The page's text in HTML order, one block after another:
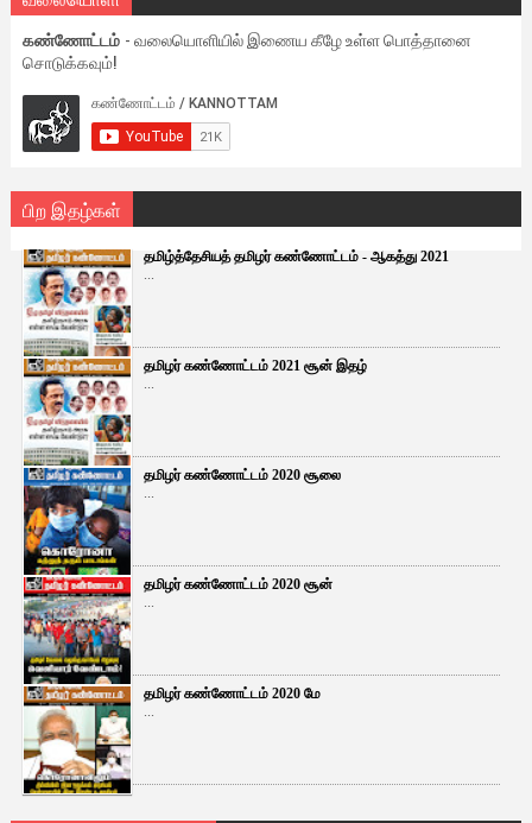
கண்ணோட்டம் - வலையொளியில் இணைய கீழே உள்ள பொத்தானை
சொடுக்கவும்!
பிற இதழ்கள்
தமிழ்த்தேசியத் தமிழர் கண்ணோட்டம் - ஆகத்து 2021
...
தமிழர் கண்ணோட்டம் 2021 சூன் இதழ்
...
தமிழர் கண்ணோட்டம் 2020 சூலை
...
தமிழர் கண்ணோட்டம் 2020 சூன்
...
தமிழர் கண்ணோட்டம் 2020 மே
...